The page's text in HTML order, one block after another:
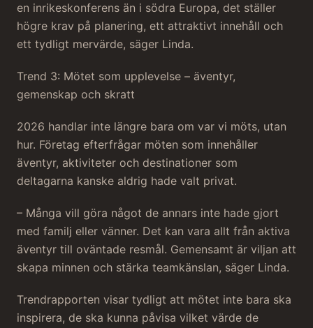
en inrikeskonferens än i södra Europa, det ställer
högre krav på planering, ett attraktivt innehåll och
ett tydligt mervärde, säger Linda.
Trend 3: Mötet som upplevelse – äventyr,
gemenskap och skratt
2026 handlar inte längre bara om var vi möts, utan
hur. Företag efterfrågar möten som innehåller
äventyr, aktiviteter och destinationer som
deltagarna kanske aldrig hade valt privat.
– Många vill göra något de annars inte hade gjort
med familj eller vänner. Det kan vara allt från aktiva
äventyr till oväntade resmål. Gemensamt är viljan att
skapa minnen och stärka teamkänslan, säger Linda.
Trendrapporten visar tydligt att mötet inte bara ska
inspirera, de ska kunna påvisa vilket värde de